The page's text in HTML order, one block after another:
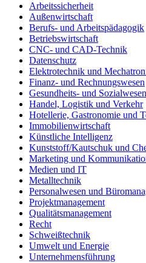
Arbeitssicherheit
Außenwirtschaft
Berufs- und Arbeitspädagogik
Betriebswirtschaft
CNC- und CAD-Technik
Datenschutz
Elektrotechnik und
Finanz- und Rechnungswesen
Gesundheits- und Sozialwesen
Handel, Logistik und Verkehr
Hotellerie, Gastronomie und
Immobilienwirtschaft
Künstliche Intelligenz
Kunststoff/Kautschuk und
Marketing und
Medien und IT
Metalltechnik
Personalwesen und
Projektmanagement
Qualitätsmanagement
Recht
Schweißtechnik
Umwelt und Energie
Unternehmensführung